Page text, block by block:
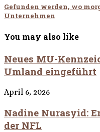
Gefunden werden, wo
Unternehmen
You may also like
Neues MU-
Umland eingeführt
April 6, 2026
Nadine Nurasyid:
der NFL